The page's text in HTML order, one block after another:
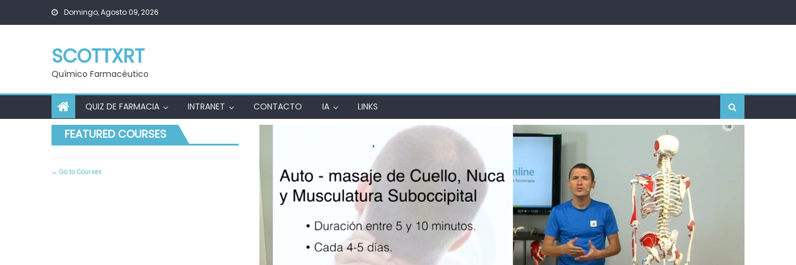
Domingo, Agosto 09, 2026
SCOTTXRT
Químico Farmacéutico
QUIZ DE FARMACIA INTRANET CONTACTO IA LINKS
FEATURED COURSES
Go to Courses